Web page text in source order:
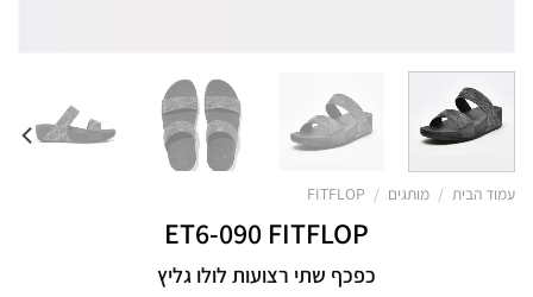
עמוד הבית / מותגים /
FITFLOP
ET6-090 FITFLOP
כפכף שתי רצועות לולו גליץ